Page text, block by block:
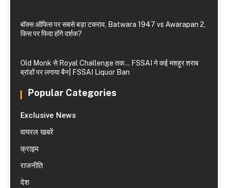
बॉक्स ऑफिस पर सबसे बड़ा टकराव, Batwara 1947 vs Awarapan 2,
किस पर फिदा होंगे दर्शक?
Old Monk से Royal Challenge तक… FSSAI ने कई मशहूर शराब
ब्रांडों पर लगाया बैन| FSSAI Liquor Ban
Popular Categories
Exclusive News
वायरल खबरें
क्राइम
राजनीति
देश